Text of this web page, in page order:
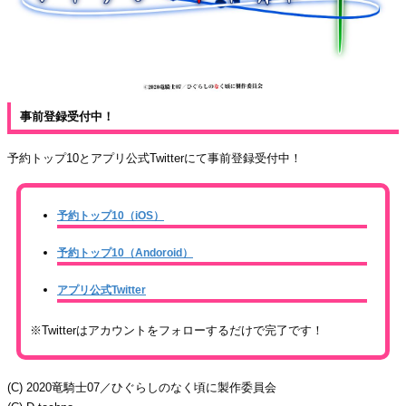
事前登録受付中！
予約トップ10とアプリ公式Twitterにて事前登録受付中！
予約トップ10（iOS）
予約トップ10（Andoroid）
アプリ公式Twitter
※Twitterはアカウントをフォローするだけで完了です！
(C) 2020竜騎士07／ひぐらしのなく頃に製作委員会